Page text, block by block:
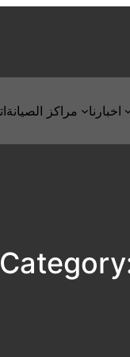
مراكز الصيانة اخبارنا